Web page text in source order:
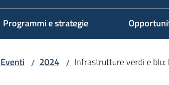
Programmi e strategie
Eventi / 2024 / Infrastrutture verdi e